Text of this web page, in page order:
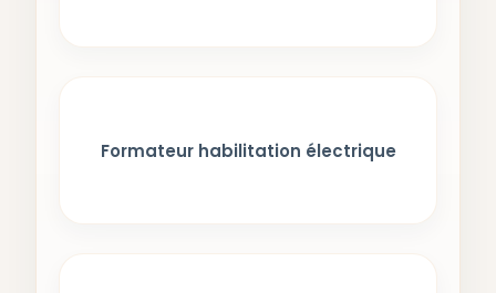
Formateur habilitation électrique